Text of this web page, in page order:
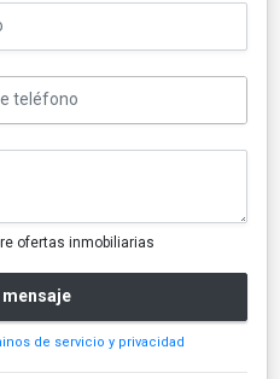
ofertas inmobiliarias
mensaje
de servicio y privacidad